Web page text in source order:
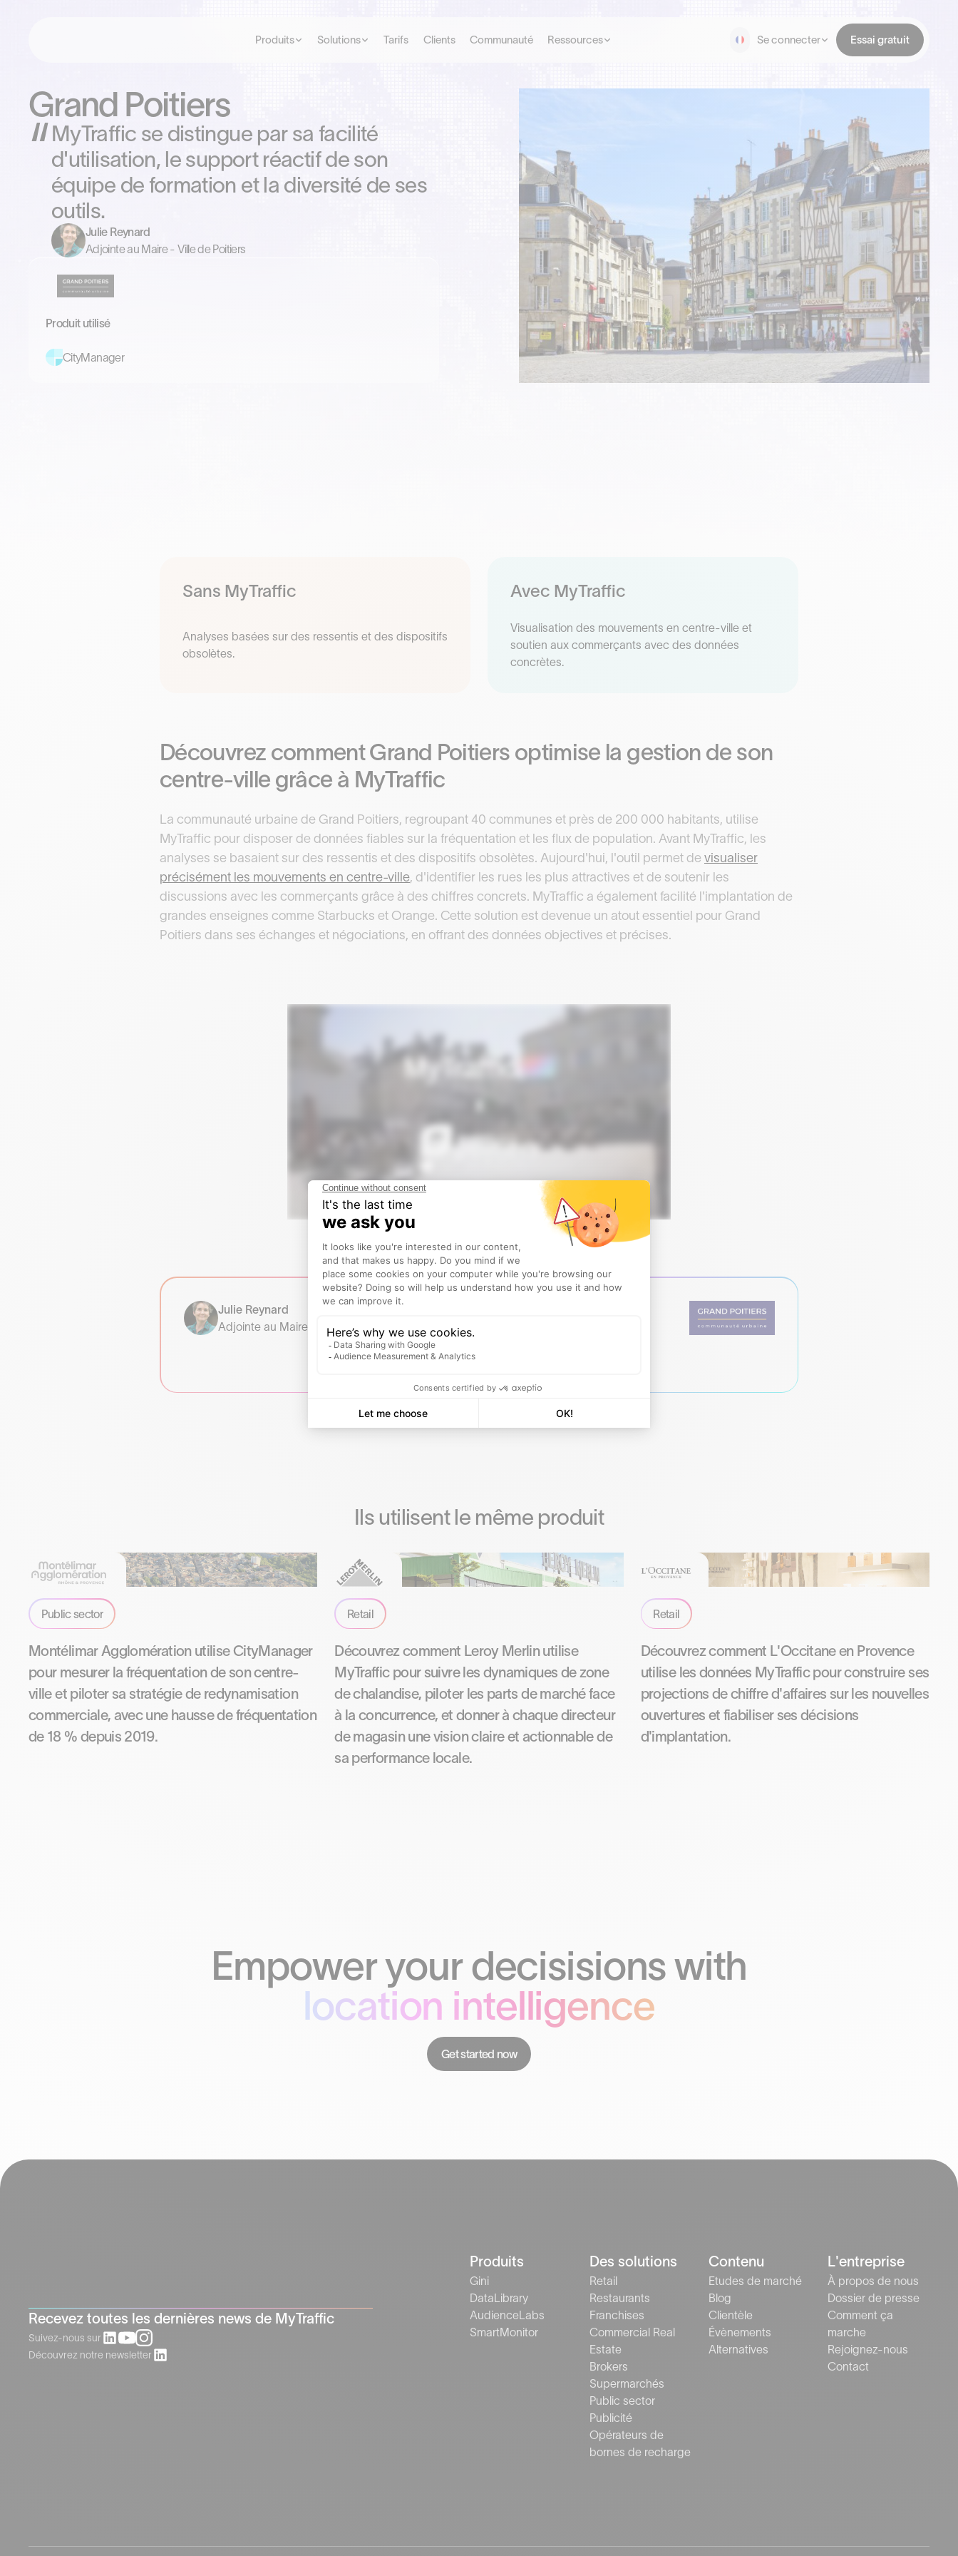
Produits Solutions Tarifs Clients Communauté Ressources Se connecter Essai gratuit
Grand Poitiers
MyTraffic se distingue par sa facilité
d'utilisation, le support réactif de son
équipe de formation et la diversité de ses
outils.
Julie Reynard
Adjointe au Maire - Ville de Poitiers
Produit utilisé
CityManager
Sans MyTraffic
Analyses basées sur des ressentis et des dispositifs
obsolètes.
Avec MyTraffic
Visualisation des mouvements en centre-ville et
soutien aux commerçants avec des données
concrètes.
Découvrez comment Grand Poitiers optimise la gestion de son
centre-ville grâce à MyTraffic
La communauté urbaine de Grand Poitiers, regroupant 40 communes et près de 200 000 habitants, utilise
MyTraffic pour disposer de données fiables sur la fréquentation et les flux de population. Avant MyTraffic, les
analyses se basaient sur des ressentis et des dispositifs obsolètes. Aujourd'hui, l'outil permet de visualiser
précisément les mouvements en centre-ville, d'identifier les rues les plus attractives et de soutenir les
discussions avec les commerçants grâce à des chiffres concrets. MyTraffic a également facilité l'implantation de
grandes enseignes comme Starbucks et Orange. Cette solution est devenue un atout essentiel pour Grand
Poitiers dans ses échanges et négociations, en offrant des données objectives et précises.
Julie Reynard
Adjointe au Maire - Ville de Poitiers
Ils utilisent le même produit
Public sector
Montélimar Agglomération utilise CityManager
pour mesurer la fréquentation de son centre-
ville et piloter sa stratégie de redynamisation
commerciale, avec une hausse de fréquentation
de 18 % depuis 2019.
Retail
Découvrez comment Leroy Merlin utilise
MyTraffic pour suivre les dynamiques de zone
de chalandise, piloter les parts de marché face
à la concurrence, et donner à chaque directeur
de magasin une vision claire et actionnable de
sa performance locale.
Retail
Découvrez comment L'Occitane en Provence
utilise les données MyTraffic pour construire ses
projections de chiffre d'affaires sur les nouvelles
ouvertures et fiabiliser ses décisions
d'implantation.
Empower your decisisions with
location intelligence
Get started now
Recevez toutes les dernières news de MyTraffic
Suivez-nous sur
Découvrez notre newsletter
Produits
Gini
DataLibrary
AudienceLabs
SmartMonitor
Des solutions
Retail
Restaurants
Franchises
Commercial Real
Estate
Brokers
Supermarchés
Public sector
Publicité
Opérateurs de
bornes de recharge
Contenu
Etudes de marché
Blog
Clientèle
Évènements
Alternatives
L'entreprise
À propos de nous
Dossier de presse
Comment ça
marche
Rejoignez-nous
Contact